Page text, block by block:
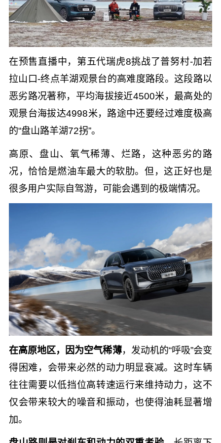
在预售直播中，第五代瑞虎8挑战了普努村-加若
拉山口-终点羊湖观景台的高难度路段。这段路以
恶劣路况著称，平均海拔接近4500米，最高处的
观景台海拔达4998米，路途中还要经过难度极高
的“盘山路羊湖72拐”。
高原、盘山、氧气稀薄、烂路，这种恶劣的路
况，恰恰是燃油车最大的软肋。但，这正好也是
很多用户实际自驾游，可能会遇到的极端情况。
在高原地区，因为空气稀薄，发动机的“呼吸”会变
得困难，会带来必然的动力明显衰减。这时车辆
往往需要以低挡位高转速运行来维持动力，这不
仅会带来较大的噪音和振动，也使得油耗显著增
加。